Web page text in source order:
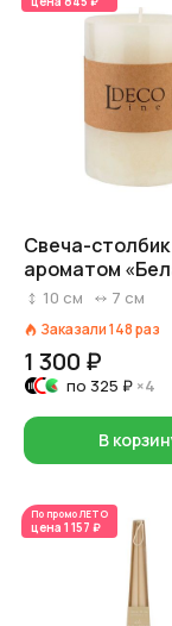
Свеча-столбик
ароматом
орхидея» (55
10 см 7 см
Заказали148раз
1 300 ₽
по 325 ₽ ×4
В
По промоЛЕТО
цена 1 157 ₽